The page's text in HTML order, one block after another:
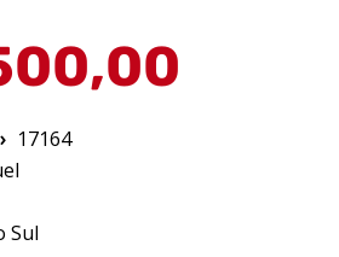
17164
Sul